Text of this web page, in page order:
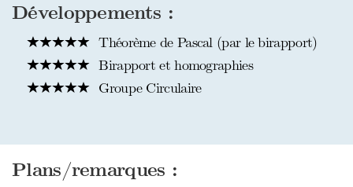
Développements :
Théorème de Pascal (par le birapport)
Birapport et homographies
Groupe Circulaire
Plans/remarques :